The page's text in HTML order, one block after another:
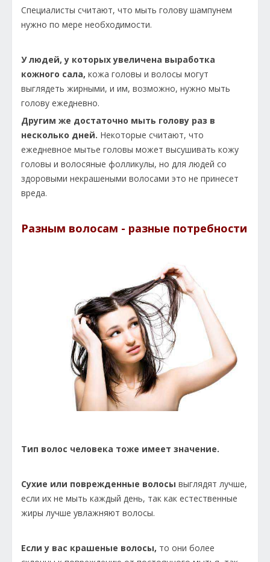
Специалисты считают, что мыть голову шампунем
нужно по мере необходимости.
У людей, у которых увеличена выработка
кожного сала, кожа головы и волосы могут
выглядеть жирными, и им, возможно, нужно мыть
голову ежедневно.
Другим же достаточно мыть голову раз в
несколько дней. Некоторые считают, что
ежедневное мытье головы может высушивать кожу
головы и волосяные фолликулы, но для людей со
здоровыми некрашеными волосами это не принесет
вреда.
Разным волосам - разные потребности
Тип волос человека тоже имеет значение.
Сухие или поврежденные волосы выглядят лучше,
если их не мыть каждый день, так как естественные
жиры лучше увлажняют волосы.
Если у вас крашеные волосы, то они более